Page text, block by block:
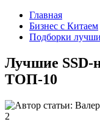
Главная
Бизнес с Китаем
Подборки
Лучшие SSD-
ТОП-10
2